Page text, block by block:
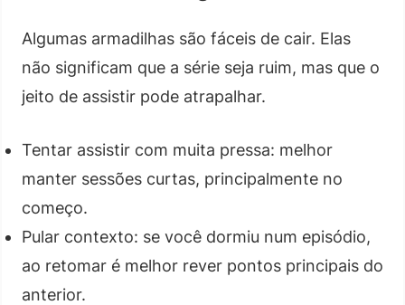
Algumas armadilhas são fáceis de cair. Elas
não significam que a série seja ruim, mas que o
jeito de assistir pode atrapalhar.
Tentar assistir com muita pressa: melhor
manter sessões curtas, principalmente no
começo.
Pular contexto: se você dormiu num episódio,
ao retomar é melhor rever pontos principais do
anterior.